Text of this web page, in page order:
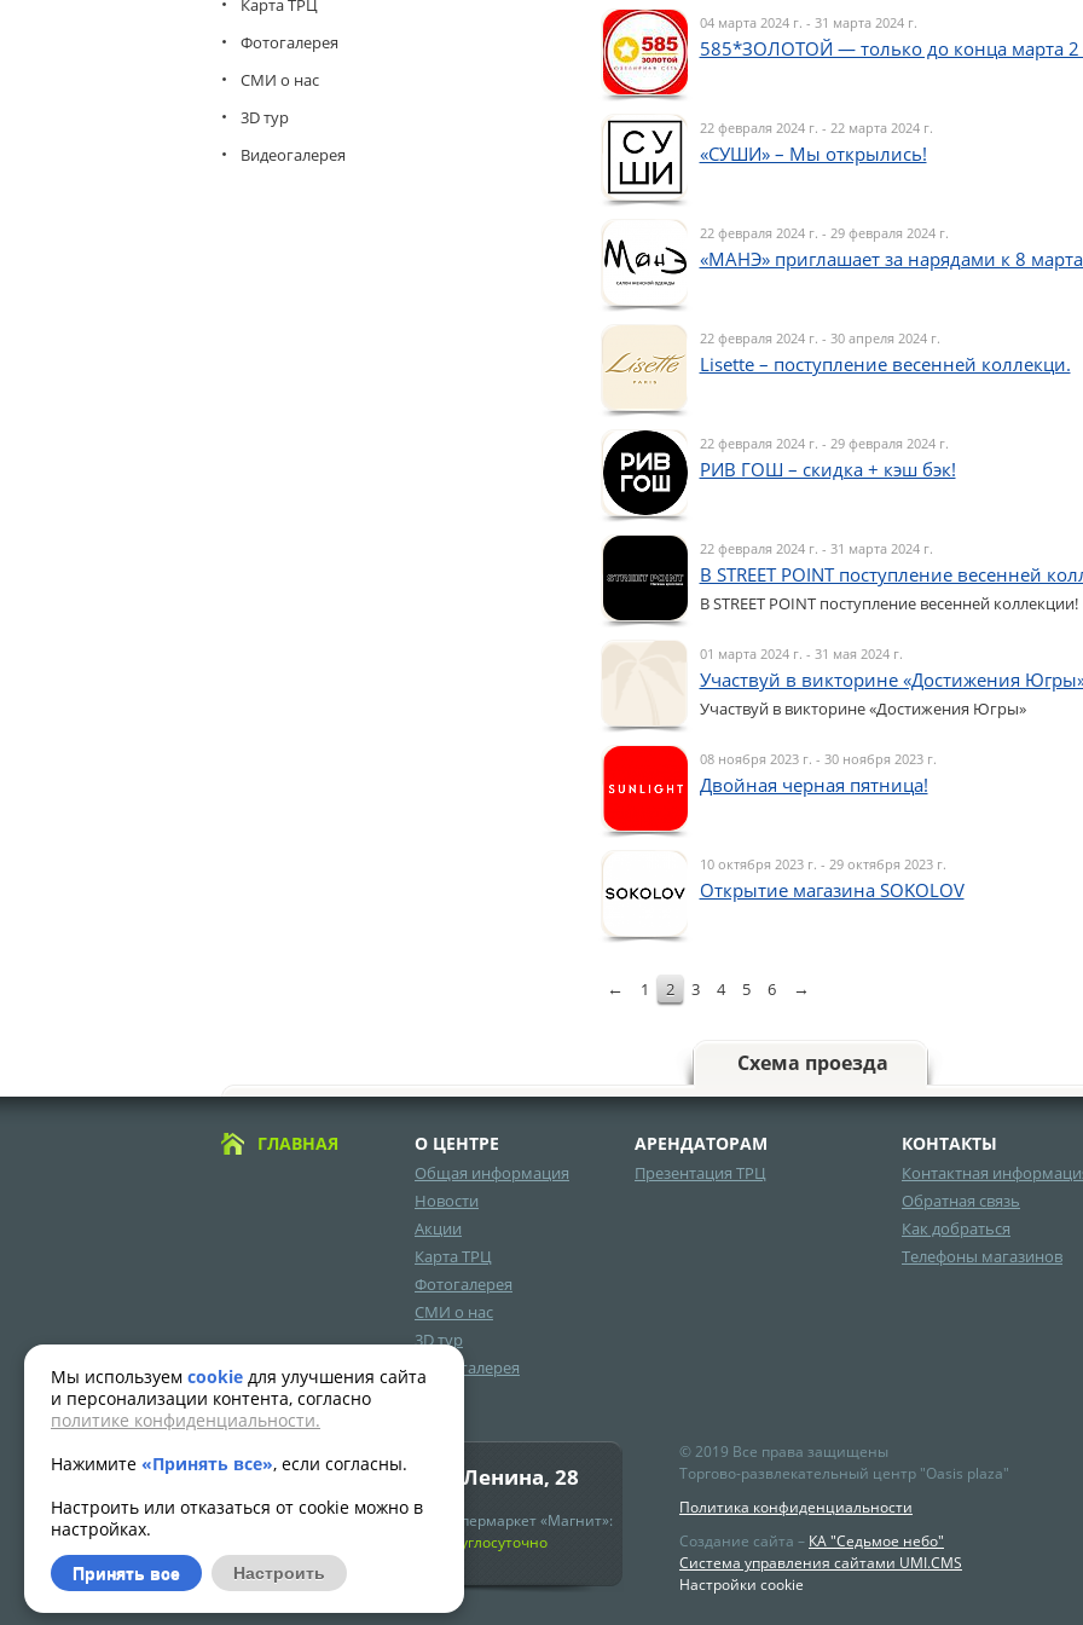
Карта ТРЦ
Фотогалерея
СМИ о нас
3D тур
Видеогалерея
04 марта 2024 г. - 31 марта 2024 г.
585*ЗОЛОТОЙ — только до конца марта 2
22 февраля 2024 г. - 22 марта 2024 г.
«СУШИ» – Мы открылись!
22 февраля 2024 г. - 29 февраля 2024 г.
«МАНЭ» приглашает за нарядами к 8
22 февраля 2024 г. - 30 апреля 2024 г.
Lisette – поступление весенней коллекци.
22 февраля 2024 г. - 29 февраля 2024 г.
РИВ ГОШ – скидка + кэш бэк!
22 февраля 2024 г. - 31 марта 2024 г.
В STREET POINT поступление весенней
В STREET POINT поступление весенней коллекции!
01 марта 2024 г. - 31 мая 2024 г.
Участвуй в викторине «Достижения
Участвуй в викторине «Достижения Югры»
08 ноября 2023 г. - 30 ноября 2023 г.
Двойная черная пятница!
10 октября 2023 г. - 29 октября 2023 г.
Открытие магазина SOKOLOV
← 1 2 3 4 5 6 →
Схема проезда
ГЛАВНАЯ О ЦЕНТРЕ
Общая информация
Новости
Акции
Карта ТРЦ
Фотогалерея
СМИ о нас
3D тур
Видеогалерея
АРЕНДАТОРАМ
Презентация ТРЦ
КОНТАКТЫ
Контактная
Обратная связь
Как добраться
Телефоны магазинов
Адрес: г.Нягань, ул.Ленина, 28
Часы работы:
Гипермаркет «Магнит»:
Круглосуточно
© 2019 Все права защищены
Торгово-развлекательный центр "Oasis plaza"
Политика конфиденциальности
Создание сайта – КА "Седьмое небо"
Система управления сайтами UMI.CMS
Настройки cookie
Мы используем cookie для улучшения сайта
и персонализации контента, согласно
политике конфиденциальности.
Нажимите «Принять все», если согласны.
Настроить или отказаться от cookie можно в
настройках.
Принять все Настроить